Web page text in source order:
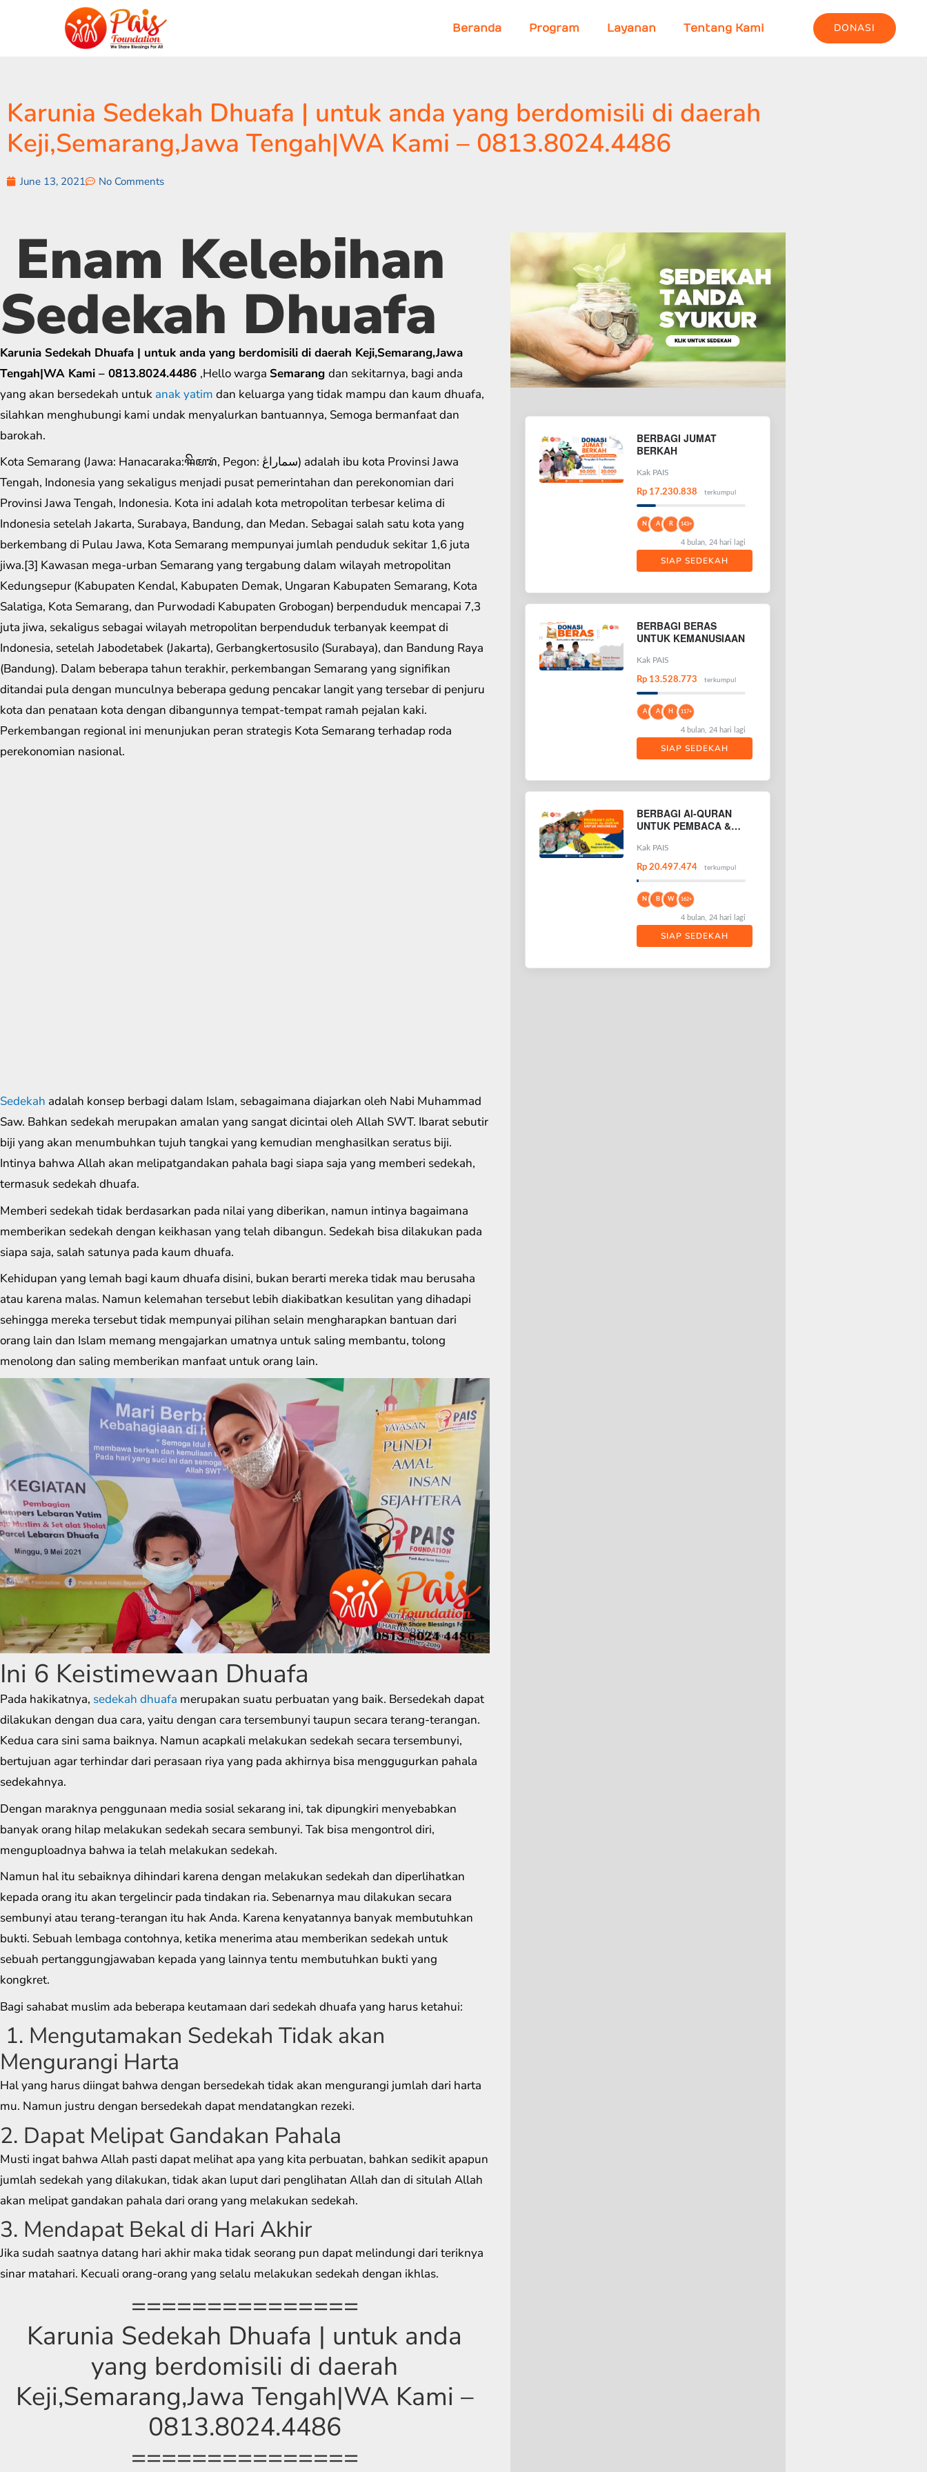
Beranda Program Layanan Tentang Kami DONASI
Karunia Sedekah Dhuafa | untuk anda yang berdomisili di daerah
Keji,Semarang,Jawa Tengah|WA Kami – 0813.8024.4486
June 13, 2021 No Comments
Enam Kelebihan
Sedekah Dhuafa
Karunia Sedekah Dhuafa | untuk anda yang berdomisili di daerah Keji,Semarang,Jawa
Tengah|WA Kami – 0813.8024.4486 ,Hello warga Semarang dan sekitarnya, bagi anda
yang akan bersedekah untuk anak yatim dan keluarga yang tidak mampu dan kaum dhuafa,
silahkan menghubungi kami undak menyalurkan bantuannya, Semoga bermanfaat dan
barokah.
Kota Semarang (Jawa: Hanacaraka:ꦯꦼꦩꦫꦁ​, Pegon: سماراڠ) adalah ibu kota Provinsi Jawa
Tengah, Indonesia yang sekaligus menjadi pusat pemerintahan dan perekonomian dari
Provinsi Jawa Tengah, Indonesia. Kota ini adalah kota metropolitan terbesar kelima di
Indonesia setelah Jakarta, Surabaya, Bandung, dan Medan. Sebagai salah satu kota yang
berkembang di Pulau Jawa, Kota Semarang mempunyai jumlah penduduk sekitar 1,6 juta
jiwa.[3] Kawasan mega-urban Semarang yang tergabung dalam wilayah metropolitan
Kedungsepur (Kabupaten Kendal, Kabupaten Demak, Ungaran Kabupaten Semarang, Kota
Salatiga, Kota Semarang, dan Purwodadi Kabupaten Grobogan) berpenduduk mencapai 7,3
juta jiwa, sekaligus sebagai wilayah metropolitan berpenduduk terbanyak keempat di
Indonesia, setelah Jabodetabek (Jakarta), Gerbangkertosusilo (Surabaya), dan Bandung Raya
(Bandung). Dalam beberapa tahun terakhir, perkembangan Semarang yang signifikan
ditandai pula dengan munculnya beberapa gedung pencakar langit yang tersebar di penjuru
kota dan penataan kota dengan dibangunnya tempat-tempat ramah pejalan kaki.
Perkembangan regional ini menunjukan peran strategis Kota Semarang terhadap roda
perekonomian nasional.
Sedekah adalah konsep berbagi dalam Islam, sebagaimana diajarkan oleh Nabi Muhammad
Saw. Bahkan sedekah merupakan amalan yang sangat dicintai oleh Allah SWT. Ibarat sebutir
biji yang akan menumbuhkan tujuh tangkai yang kemudian menghasilkan seratus biji.
Intinya bahwa Allah akan melipatgandakan pahala bagi siapa saja yang memberi sedekah,
termasuk sedekah dhuafa.
Memberi sedekah tidak berdasarkan pada nilai yang diberikan, namun intinya bagaimana
memberikan sedekah dengan keikhasan yang telah dibangun. Sedekah bisa dilakukan pada
siapa saja, salah satunya pada kaum dhuafa.
Kehidupan yang lemah bagi kaum dhuafa disini, bukan berarti mereka tidak mau berusaha
atau karena malas. Namun kelemahan tersebut lebih diakibatkan kesulitan yang dihadapi
sehingga mereka tersebut tidak mempunyai pilihan selain mengharapkan bantuan dari
orang lain dan Islam memang mengajarkan umatnya untuk saling membantu, tolong
menolong dan saling memberikan manfaat untuk orang lain.
Ini 6 Keistimewaan Dhuafa
Pada hakikatnya, sedekah dhuafa merupakan suatu perbuatan yang baik. Bersedekah dapat
dilakukan dengan dua cara, yaitu dengan cara tersembunyi taupun secara terang-terangan.
Kedua cara sini sama baiknya. Namun acapkali melakukan sedekah secara tersembunyi,
bertujuan agar terhindar dari perasaan riya yang pada akhirnya bisa menggugurkan pahala
sedekahnya.
Dengan maraknya penggunaan media sosial sekarang ini, tak dipungkiri menyebabkan
banyak orang hilap melakukan sedekah secara sembunyi. Tak bisa mengontrol diri,
menguploadnya bahwa ia telah melakukan sedekah.
Namun hal itu sebaiknya dihindari karena dengan melakukan sedekah dan diperlihatkan
kepada orang itu akan tergelincir pada tindakan ria. Sebenarnya mau dilakukan secara
sembunyi atau terang-terangan itu hak Anda. Karena kenyatannya banyak membutuhkan
bukti. Sebuah lembaga contohnya, ketika menerima atau memberikan sedekah untuk
sebuah pertanggungjawaban kepada yang lainnya tentu membutuhkan bukti yang
kongkret.
Bagi sahabat muslim ada beberapa keutamaan dari sedekah dhuafa yang harus ketahui:
1. Mengutamakan Sedekah Tidak akan
Mengurangi Harta
Hal yang harus diingat bahwa dengan bersedekah tidak akan mengurangi jumlah dari harta
mu. Namun justru dengan bersedekah dapat mendatangkan rezeki.
2. Dapat Melipat Gandakan Pahala
Musti ingat bahwa Allah pasti dapat melihat apa yang kita perbuatan, bahkan sedikit apapun
jumlah sedekah yang dilakukan, tidak akan luput dari penglihatan Allah dan di situlah Allah
akan melipat gandakan pahala dari orang yang melakukan sedekah.
3. Mendapat Bekal di Hari Akhir
Jika sudah saatnya datang hari akhir maka tidak seorang pun dapat melindungi dari teriknya
sinar matahari. Kecuali orang-orang yang selalu melakukan sedekah dengan ikhlas.
===============
Karunia Sedekah Dhuafa | untuk anda
yang berdomisili di daerah
Keji,Semarang,Jawa Tengah|WA Kami –
0813.8024.4486
===============
BERBAGI JUMAT
BERKAH
Kak PAIS
Rp 17.230.838 terkumpul
N A R 143+
4 bulan, 24 hari lagi
SIAP SEDEKAH
BERBAGI BERAS
UNTUK KEMANUSIAAN
Kak PAIS
Rp 13.528.773 terkumpul
A A H 117+
4 bulan, 24 hari lagi
SIAP SEDEKAH
BERBAGI Al-QURAN
UNTUK PEMBACA &
QURAN
Kak PAIS
Rp 20.497.474 terkumpul
N B W 162+
4 bulan, 24 hari lagi
SIAP SEDEKAH